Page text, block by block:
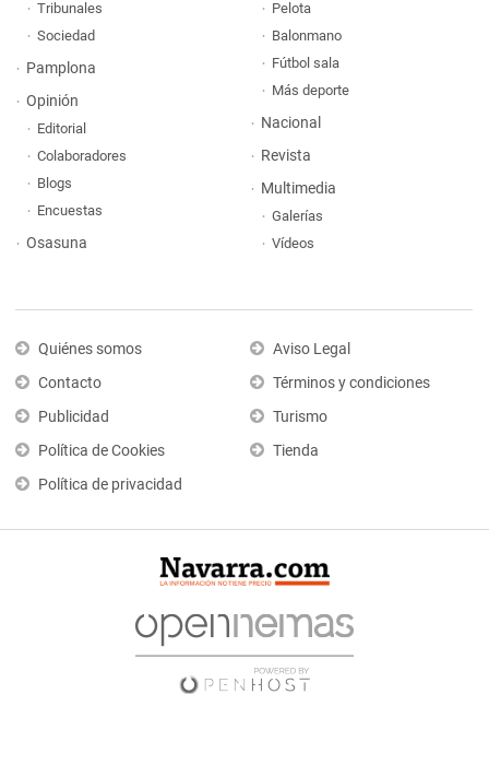
Tribunales
Sociedad
Pamplona
Opinión
Editorial
Colaboradores
Blogs
Encuestas
Osasuna
Pelota
Balonmano
Fútbol sala
Más deporte
Nacional
Revista
Multimedia
Galerías
Vídeos
Quiénes somos
Contacto
Publicidad
Política de Cookies
Política de privacidad
Aviso Legal
Términos y condiciones
Turismo
Tienda